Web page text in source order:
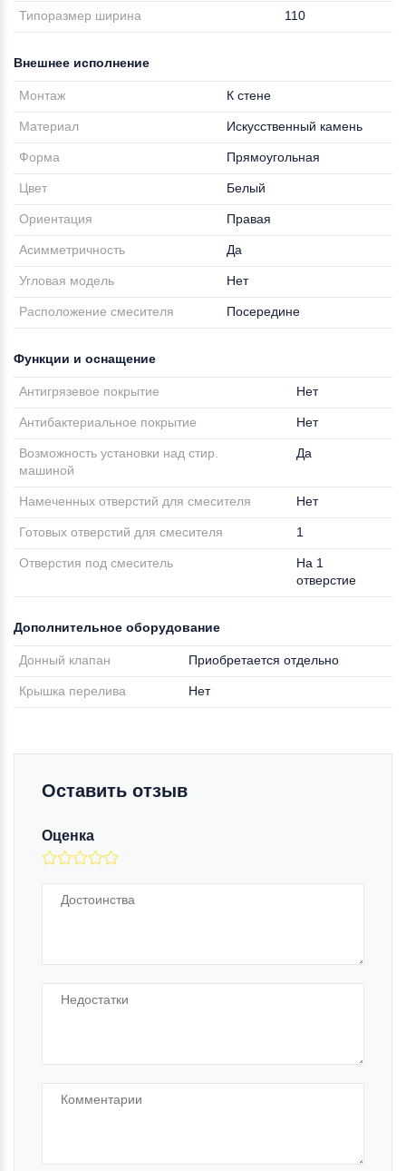
Типоразмер ширина 110
Внешнее исполнение
Монтаж К стене
Материал Искусственный камень
Форма Прямоугольная
Цвет Белый
Ориентация Правая
Асимметричность Да
Угловая модель Нет
Расположение смесителя Посередине
Функции и оснащение
Антигрязевое покрытие Нет
Антибактериальное покрытие Нет
Возможность установки над стир.
машиной
Да
Намеченных отверстий для смесителя Нет
Готовых отверстий для смесителя 1
Отверстия под смеситель
На 1
отверстие
Дополнительное оборудование
Донный клапан Приобретается отдельно
Крышка перелива Нет
Оставить отзыв
Оценка